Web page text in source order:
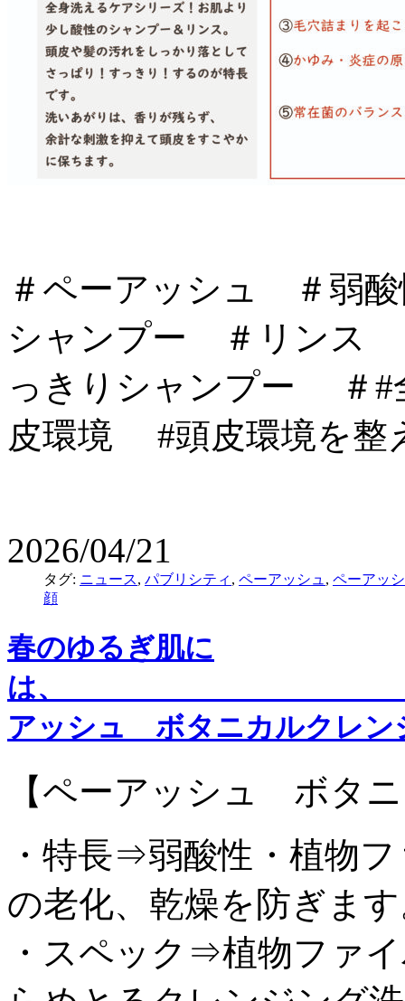
＃ペーアッシュ ＃弱
シャンプー ＃リンス
っきりシャンプー ＃
皮環境 #頭皮環境を整
2026/04/21
タグ: ニュース, パブリシティ , ペーアッシュ , ペーアッ
顔
春のゆるぎ肌に
は、
アッシュ ボタニカルクレン
【ペーアッシュ ボタ
・特長⇒弱酸性・植物
の老化、乾燥を防ぎま
・スペック⇒植物ファ